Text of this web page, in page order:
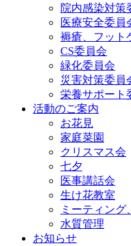
院内感染対策
医療安全委員
褥瘡、フット
CS委員会
緑化委員会
災害対策委員
栄養サポート
活動のご案内
お花見
家庭菜園
クリスマス会
七夕
医事講話会
生け花教室
ミーティング
水質管理
お知らせ